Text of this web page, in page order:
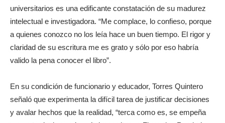
universitarios es una edificante constatación de su madurez
intelectual e investigadora. “Me complace, lo confieso, porque
a quienes conozco no los leía hace un buen tiempo. El rigor y
claridad de su escritura me es grato y sólo por eso habría
valido la pena conocer el libro”.
En su condición de funcionario y educador, Torres Quintero
señaló que experimenta la difícil tarea de justificar decisiones
y avalar hechos que la realidad, “terca como es, se empeña